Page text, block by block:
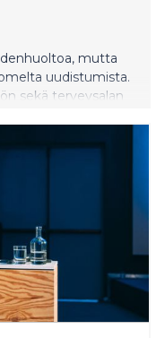
mutta
uudistumista.
sekä terveysalan
tietovarannot ja
mikä
hoidon, auttaisi
kasvua.